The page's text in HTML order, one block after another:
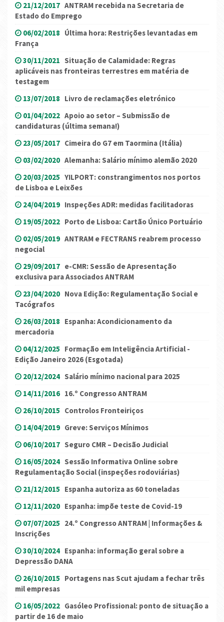
21/12/2017 ANTRAM recebida na Secretaria de
Estado do Emprego
06/02/2018 Última hora: Restrições levantadas em
França
30/11/2021 Situação de Calamidade: Regras
aplicáveis nas fronteiras terrestres em matéria de
testagem
13/07/2018 Livro de reclamações eletrónico
01/04/2022 Apoio ao setor – Submissão de
candidaturas (última semana!)
23/05/2017 Cimeira do G7 em Taormina (Itália)
03/02/2020 Alemanha: Salário mínimo alemão 2020
20/03/2025 YILPORT: constrangimentos nos portos
de Lisboa e Leixões
24/04/2019 Inspeções ADR: medidas facilitadoras
19/05/2022 Porto de Lisboa: Cartão Único Portuário
02/05/2019 ANTRAM e FECTRANS reabrem processo
negocial
29/09/2017 e-CMR: Sessão de Apresentação
exclusiva para Associados ANTRAM
23/04/2020 Nova Edição: Regulamentação Social e
Tacógrafos
26/03/2018 Espanha: Acondicionamento da
mercadoria
04/12/2025 Formação em Inteligência Artificial -
Edição Janeiro 2026 (Esgotada)
20/12/2024 Salário mínimo nacional para 2025
14/11/2016 16.º Congresso ANTRAM
26/10/2015 Controlos Fronteiriços
14/04/2019 Greve: Serviços Mínimos
06/10/2017 Seguro CMR – Decisão Judicial
16/05/2024 Sessão Informativa Online sobre
Regulamentação Social (inspeções rodoviárias)
21/12/2015 Espanha autoriza as 60 toneladas
12/11/2020 Espanha: impõe teste de Covid-19
07/07/2025 24.º Congresso ANTRAM | Informações &
Inscrições
30/10/2024 Espanha: informação geral sobre a
Depressão DANA
26/10/2015 Portagens nas Scut ajudam a fechar três
mil empresas
16/05/2022 Gasóleo Profissional: ponto de situação a
partir de 16 de maio